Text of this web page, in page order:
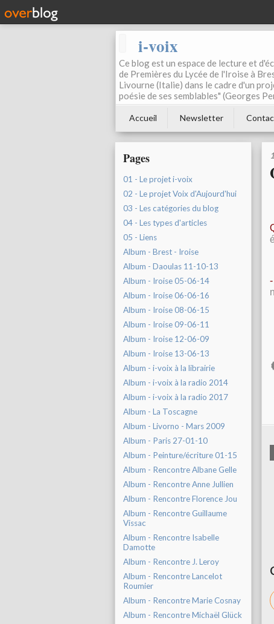
i-voix
Ce blog est un espace de lecture et
de Premières du Lycée de l'Iroise à
Livourne (Italie) dans le cadre d'un
poésie de ses semblables" (Georges
Accueil Newsletter
Pages
01 - Le projet i-voix
02 - Le projet Voix d'Aujourd'hui
03 - Les catégories du blog
04 - Les types d'articles
05 - Liens
Album - Brest - Iroise
Album - Daoulas 11-10-13
Album - Iroise 05-06-14
Album - Iroise 06-06-16
Album - Iroise 08-06-15
Album - Iroise 09-06-11
Album - Iroise 12-06-09
Album - Iroise 13-06-13
Album - i-voix à la librairie
Album - i-voix à la radio 2014
Album - i-voix à la radio 2017
Album - La Toscagne
Album - Livorno - Mars 2009
Album - Paris 27-01-10
Album - Peinture/écriture 01-15
Album - Rencontre Albane Gelle
Album - Rencontre Anne Jullien
Album - Rencontre Florence Jou
Album - Rencontre Guillaume
Vissac
Album - Rencontre Isabelle
Damotte
Album - Rencontre J. Leroy
Album - Rencontre Lancelot
Roumier
Album - Rencontre Marie Cosnay
Album - Rencontre Michaël Glück
-